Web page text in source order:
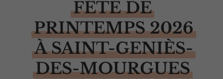
FÊTE DE
PRINTEMPS 2026
À SAINT-GENIÈS-
DES-MOURGUES